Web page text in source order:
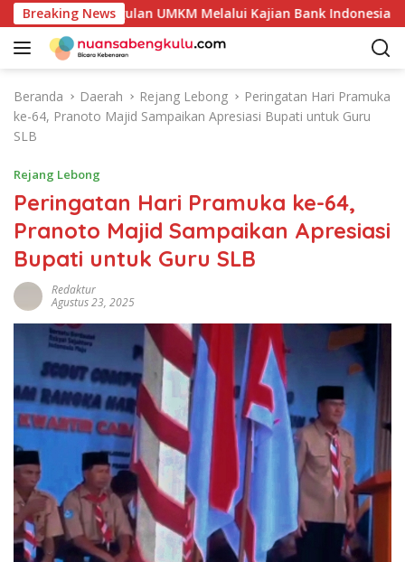
a
Breaking News
Produk Unggulan UMKM Melalui Kajian Bank Indonesia
Beranda Daerah Rejang Lebong
Peringatan Hari Pramuka
ke-64, Pranoto Majid Sampaikan Apresiasi Bupati untuk Guru
SLB
Rejang Lebong
Peringatan Hari Pramuka ke-64,
Pranoto Majid Sampaikan Apresiasi
Bupati untuk Guru SLB
Redaktur
Agustus 23, 2025